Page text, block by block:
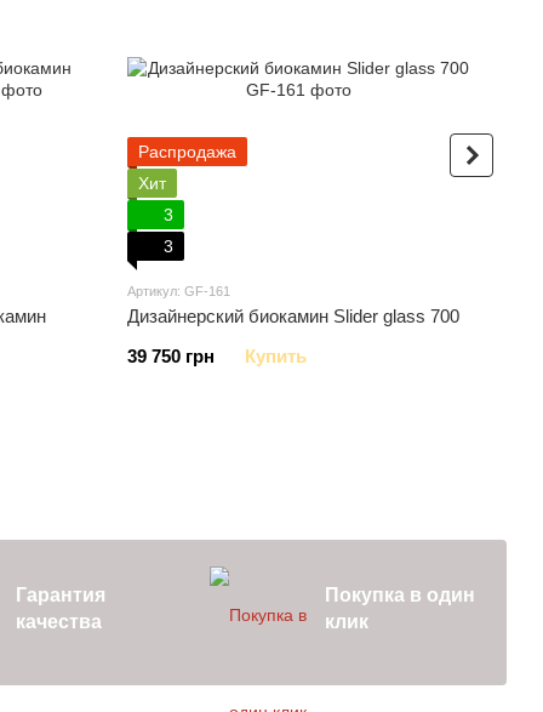
Распродажа
Хит
3
3
Артикул: GF-161
Дизайнерский биокамин Slider glass 700
39 750 грн
Купить
Гарантия
качества
Покупка в один
клик